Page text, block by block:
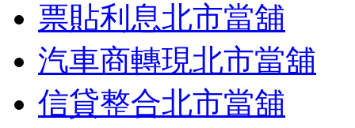
票貼利息北市當舖
汽車商轉現北市當舖
信貸整合北市當舖